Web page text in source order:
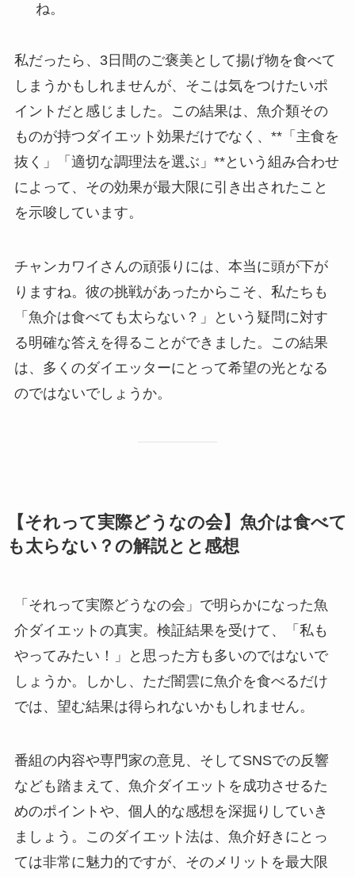
ね。
私だったら、3日間のご褒美として揚げ物を食べて
しまうかもしれませんが、そこは気をつけたいポ
イントだと感じました。この結果は、魚介類その
ものが持つダイエット効果だけでなく、**「主食を
抜く」「適切な調理法を選ぶ」**という組み合わせ
によって、その効果が最大限に引き出されたこと
を示唆しています。
チャンカワイさんの頑張りには、本当に頭が下が
りますね。彼の挑戦があったからこそ、私たちも
「魚介は食べても太らない？」という疑問に対す
る明確な答えを得ることができました。この結果
は、多くのダイエッターにとって希望の光となる
のではないでしょうか。
【それって実際どうなの会】魚介は食べて
も太らない？の解説とと感想
「それって実際どうなの会」で明らかになった魚
介ダイエットの真実。検証結果を受けて、「私も
やってみたい！」と思った方も多いのではないで
しょうか。しかし、ただ闇雲に魚介を食べるだけ
では、望む結果は得られないかもしれません。
番組の内容や専門家の意見、そしてSNSでの反響
なども踏まえて、魚介ダイエットを成功させるた
めのポイントや、個人的な感想を深掘りしていき
ましょう。このダイエット法は、魚介好きにとっ
ては非常に魅力的ですが、そのメリットを最大限